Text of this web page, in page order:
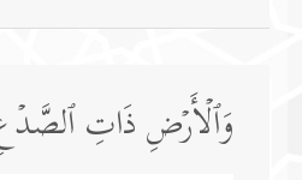
وَٱلۡأَرۡضِ ذَاتِ